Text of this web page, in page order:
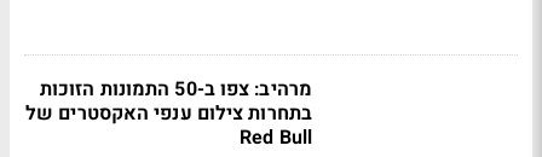
מרהיב: צפו ב-50 התמונות הזוכות
בתחרות צילום ענפי האקסטרים של
Red Bull